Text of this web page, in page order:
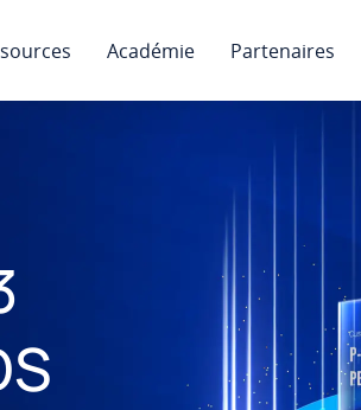
Académie Partenaires